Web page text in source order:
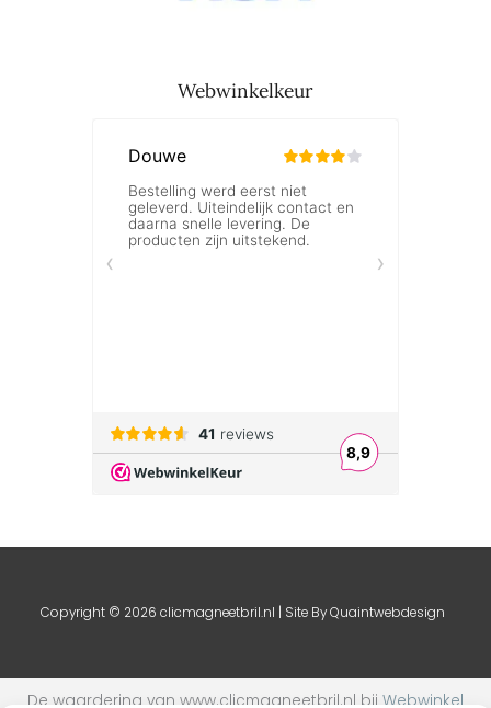
Webwinkelkeur
Copyright © 2026 clicmagneetbril.nl | Site ByQuaintwebdesign
De waardering van www.clicmagneetbril.nl bij Webwinkel